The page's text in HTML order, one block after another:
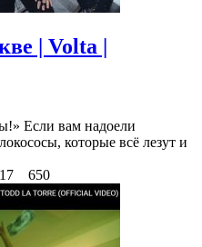
| Volta |
Если вам надоели
которые всё лезут и
650